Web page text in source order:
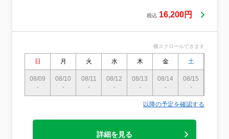
も豊富です。ご質問にはお答えします！●服
間外の予約も相談可 ※撮影は主に土日
影にご対応致します●作業前日、または当日
に電話で連絡いたします
税込 16,200円
横スクロールできます
日 月 火 水 木 金 土
08/09
-
08/10
-
08/11
-
08/12
-
08/13
-
08/14
-
08/15
-
以降の予定を確認する
詳細を見る